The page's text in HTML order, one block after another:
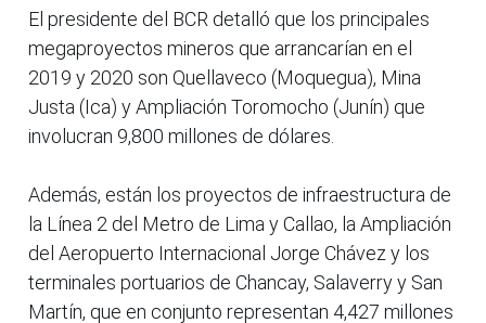
El presidente del BCR detalló que los principales
megaproyectos mineros que arrancarían en el
2019 y 2020 son Quellaveco (Moquegua), Mina
Justa (Ica) y Ampliación Toromocho (Junín) que
involucran 9,800 millones de dólares.
Además, están los proyectos de infraestructura de
la Línea 2 del Metro de Lima y Callao, la Ampliación
del Aeropuerto Internacional Jorge Chávez y los
terminales portuarios de Chancay, Salaverry y San
Martín, que en conjunto representan 4,427 millones